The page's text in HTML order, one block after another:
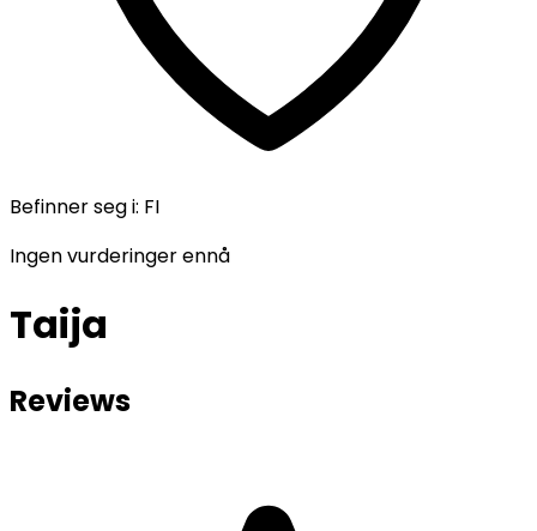
Befinner seg i: FI
Ingen vurderinger ennå
Taija
Reviews